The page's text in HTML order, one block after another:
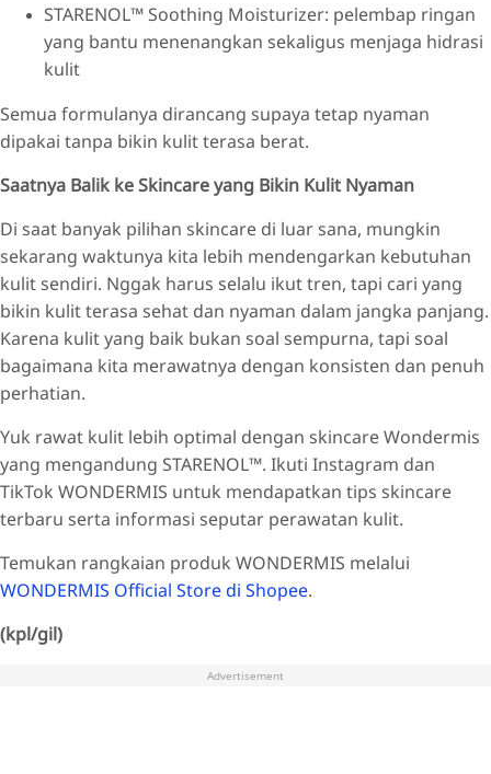
STARENOL™ Soothing Moisturizer: pelembap ringan
yang bantu menenangkan sekaligus menjaga hidrasi
kulit
Semua formulanya dirancang supaya tetap nyaman
dipakai tanpa bikin kulit terasa berat.
Saatnya Balik ke Skincare yang Bikin Kulit Nyaman
Di saat banyak pilihan skincare di luar sana, mungkin
sekarang waktunya kita lebih mendengarkan kebutuhan
kulit sendiri. Nggak harus selalu ikut tren, tapi cari yang
bikin kulit terasa sehat dan nyaman dalam jangka panjang.
Karena kulit yang baik bukan soal sempurna, tapi soal
bagaimana kita merawatnya dengan konsisten dan penuh
perhatian.
Yuk rawat kulit lebih optimal dengan skincare Wondermis
yang mengandung STARENOL™. Ikuti Instagram dan
TikTok WONDERMIS untuk mendapatkan tips skincare
terbaru serta informasi seputar perawatan kulit.
Temukan rangkaian produk WONDERMIS melalui
WONDERMIS Official Store di Shopee.
(kpl/gil)
Advertisement